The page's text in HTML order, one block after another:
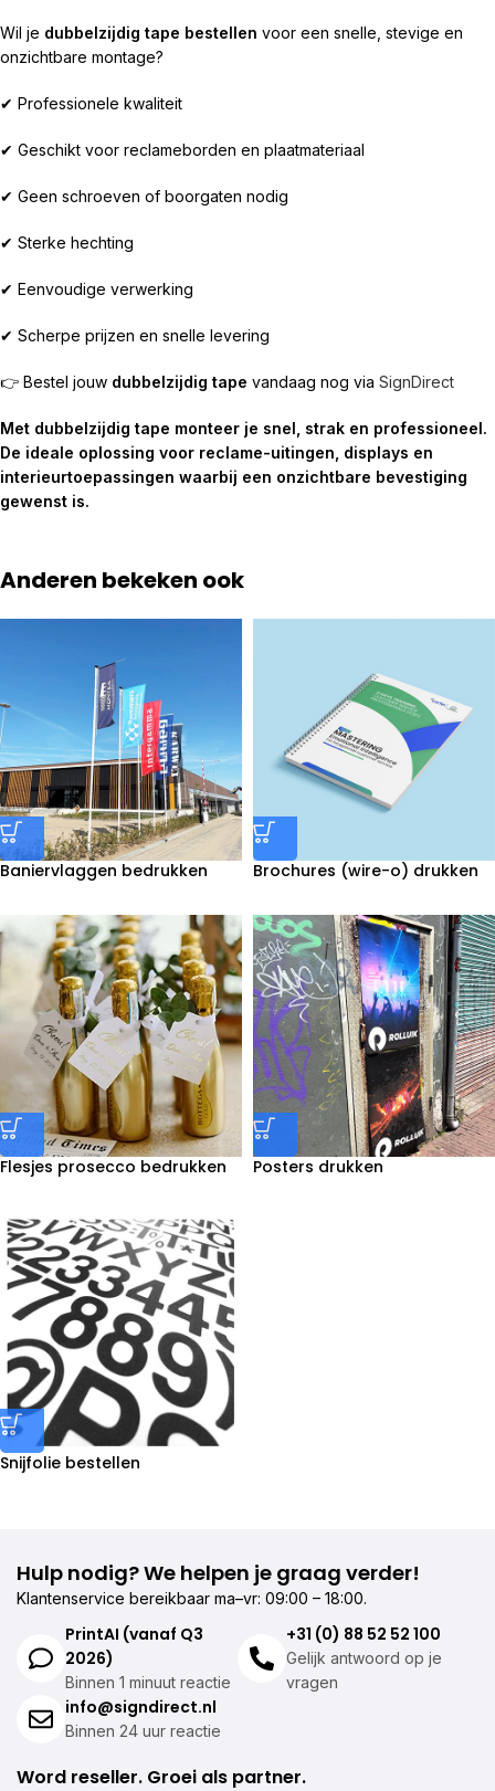
Wil je dubbelzijdig tape bestellen voor een snelle, stevige en
onzichtbare montage?
✔ Professionele kwaliteit
✔ Geschikt voor reclameborden en plaatmateriaal
✔ Geen schroeven of boorgaten nodig
✔ Sterke hechting
✔ Eenvoudige verwerking
✔ Scherpe prijzen en snelle levering
👉 Bestel jouw dubbelzijdig tape vandaag nog via SignDirect
Met dubbelzijdig tape monteer je snel, strak en professioneel.
De ideale oplossing voor reclame-uitingen, displays en
interieurtoepassingen waarbij een onzichtbare bevestiging
gewenst is.
Anderen bekeken ook
Baniervlaggen bedrukken Brochures (wire-o) drukken
Flesjes prosecco bedrukken Posters drukken
Snijfolie bestellen
Hulp nodig? We helpen je graag verder!
Klantenservice bereikbaar ma–vr: 09:00 – 18:00.
PrintAI (vanaf Q3
2026)
Binnen 1 minuut reactie
+31 (0) 88 52 52 100
Gelijk antwoord op je
vragen
info@signdirect.nl
Binnen 24 uur reactie
Word reseller. Groei als partner.